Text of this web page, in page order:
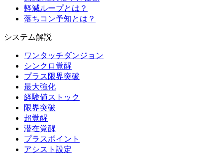
軽減ループとは？
落ちコン予知とは？
システム解説
ワンタッチダンジョン
シンクロ覚醒
プラス限界突破
最大強化
経験値ストック
限界突破
超覚醒
潜在覚醒
プラスポイント
アシスト設定